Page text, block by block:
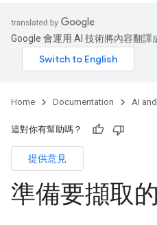
Google 會運用 AI 技術將內容翻譯
Home Documentation AI
這對你有幫助嗎？
提供意見
準備要擷取